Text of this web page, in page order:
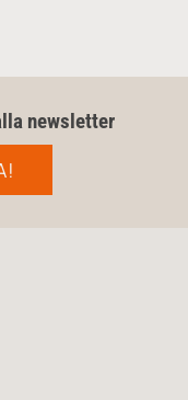
newsletter